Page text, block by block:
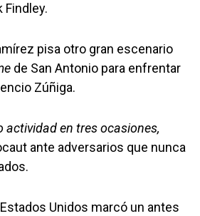
Findley.
pisa otro gran escenario
de San Antonio para enfrentar
Zúñiga.
actividad en tres ocasiones,
ante adversarios que nunca
Estados Unidos marcó un antes